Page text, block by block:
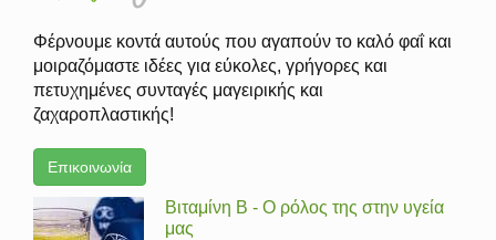
Φέρνουμε κοντά αυτούς που αγαπούν το καλό φαΐ και
μοιραζόμαστε ιδέες για εύκολες, γρήγορες και
πετυχημένες συνταγές μαγειρικής και
ζαχαροπλαστικής!
Επικοινωνία
Βιταμίνη Β - Ο ρόλος της στην υγεία
μας